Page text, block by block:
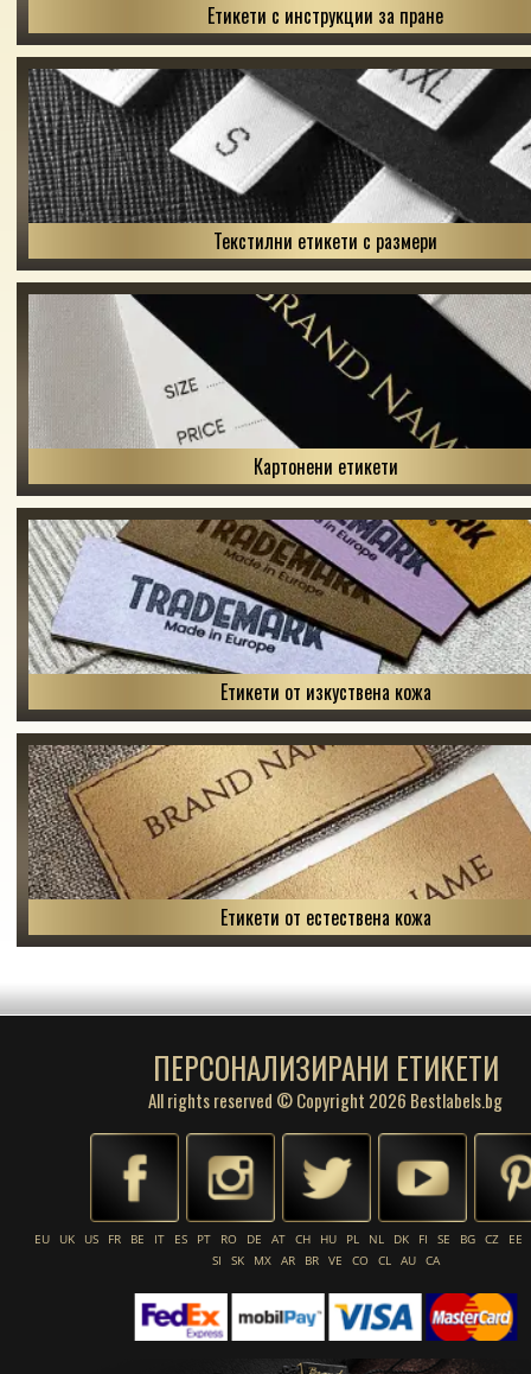
Етикети с инструкции за пране
Текстилни етикети с размери
Картонени етикети
Етикети от изкуствена кожа
Етикети от естествена кожа
ПЕРСОНАЛИЗИРАНИ ЕТИКЕТИ
All rights reserved © Copyright 2026 Bestlabels.bg
EU UK US FR BE IT ES PT RO DE AT CH HU PL NL DK FI SE BG CZ
EE
SI
SK MX AR BR VE CO CL AU CA